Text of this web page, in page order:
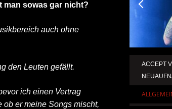
man sowas gar nicht?
auch ohne
den Leuten gefällt.
ich einen Vertrag
ob er meine Songs mischt,
ACCEPT
VOL. 6: AM FEIERTAG AUF DEM